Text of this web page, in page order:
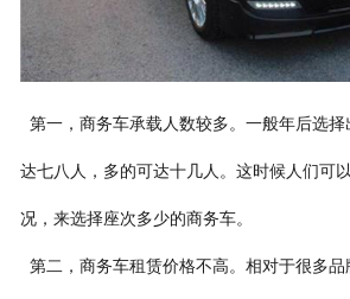
第一，商务车承载人数较多。一般年后选
达七八人，多的可达十几人。这时候人们可
况，来选择座次多少的商务车。
第二，商务车租赁价格不高。相对于很多品